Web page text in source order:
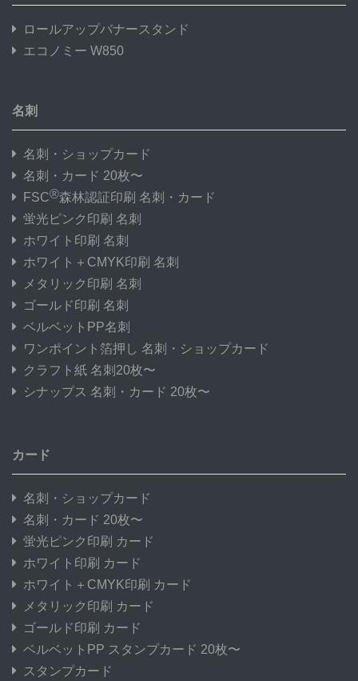
ロールアップバナースタンド
エコノミー W850
名刺
名刺・ショップカード
名刺・カード 20枚〜
FSC®森林認証印刷 名刺・カード
蛍光ピンク印刷 名刺
ホワイト印刷 名刺
ホワイト＋CMYK印刷 名刺
メタリック印刷 名刺
ゴールド印刷 名刺
ベルベットPP名刺
ワンポイント箔押し 名刺・ショップカード
クラフト紙 名刺20枚〜
シナップス 名刺・カード 20枚〜
カード
名刺・ショップカード
名刺・カード 20枚〜
蛍光ピンク印刷 カード
ホワイト印刷 カード
ホワイト＋CMYK印刷 カード
メタリック印刷 カード
ゴールド印刷 カード
ベルベットPP スタンプカード 20枚〜
スタンプカード